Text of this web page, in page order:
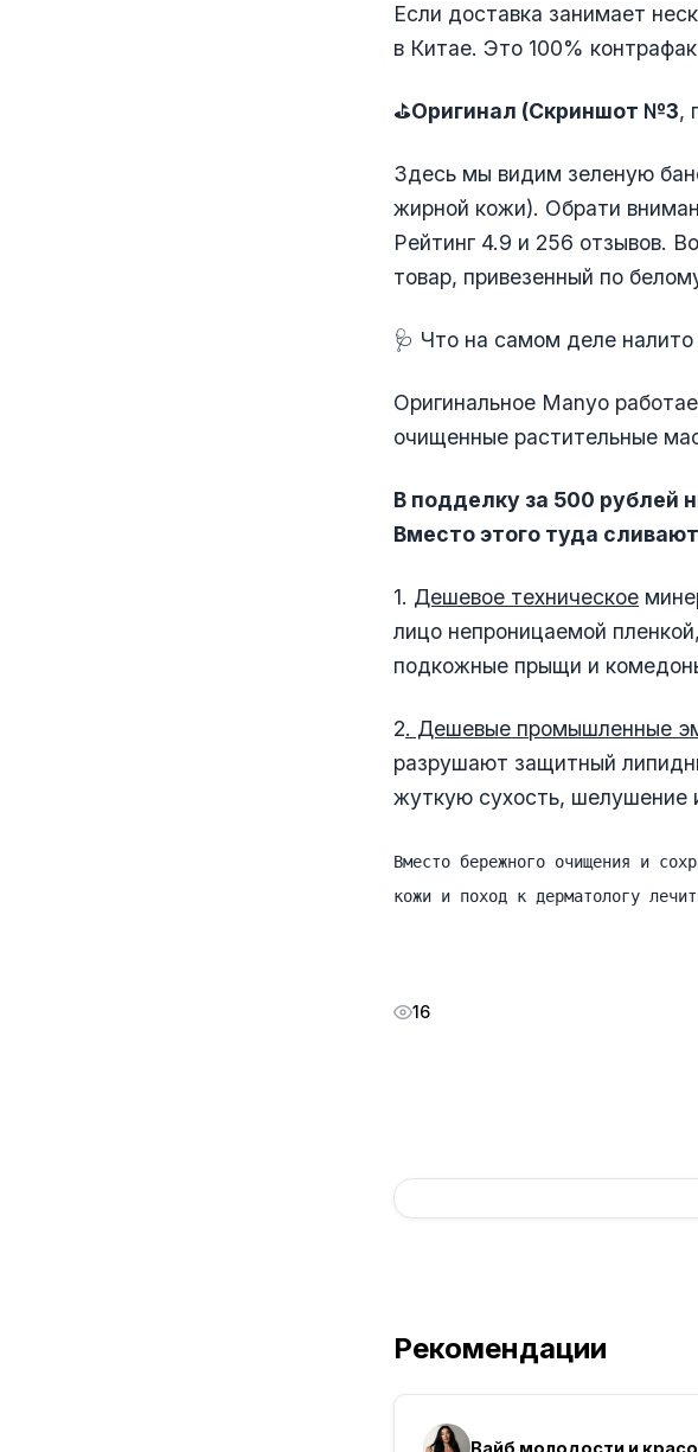
Если доставка занимает
в Китае. Это 100%
⛳️Оригинал (Скриншот №3,
Здесь мы видим зеленую
жирной кожи). Обрати
Рейтинг 4.9 и 256 отзывов.
товар, привезенный по
🩺 Что на самом деле налито
Оригинальное Manyo
очищенные растительные
В подделку за 500 рублей
Вместо этого туда
1. Дешевое техническое
лицо непроницаемой
подкожные прыщи и
2. Дешевые промышленные
разрушают защитный
жуткую сухость, шелушение
Вместо бережного очищения и
кожи и поход к дерматологу
16
Рекомендации
Вайб молодости и